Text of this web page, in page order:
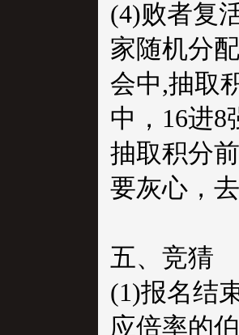
(4)败者复
家随机分
会中,抽取
中，16进8
抽取积分
要灰心，
五、竞猜
(1)报名结
应倍率的